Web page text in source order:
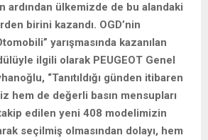
ardından ülkemizde de bu alandaki
birini kazandı. OGD’nin
yarışmasında kazanılan
ilgili olarak PEUGEOT Genel
“Tanıtıldığı günden itibaren
hem de değerli basın mensupları
edilen yeni 408 modelimizin
seçilmiş olmasından dolayı, hem